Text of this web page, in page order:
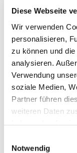
Diese Webseite
Wir verwenden
personalisieren,
zu können und
analysieren.
Verwendung
soziale Medien,
Partner führen
weiteren Daten
Notwendig
Den ganzen
wurden
und gemütlich
Neben vielen
Gemeinde
Wir freuen uns